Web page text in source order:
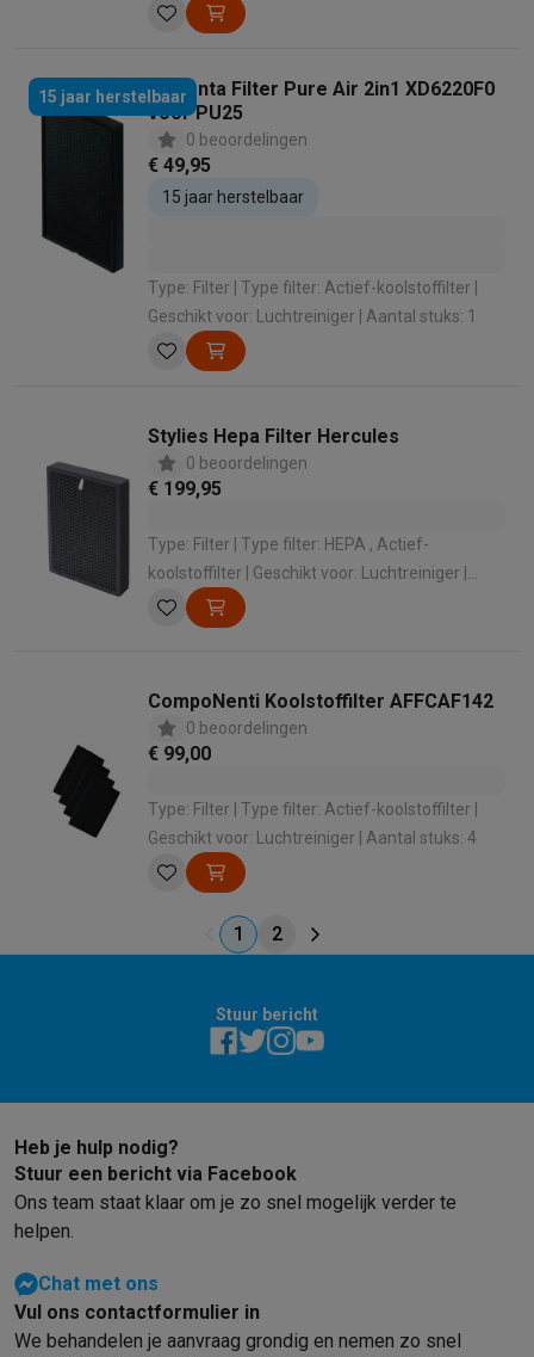
Aantal stuks: 1
15 jaar herstelbaarRowenta Filter Pure Air 2in1 XD6220F0
voor PU25
0 beoordelingen
€ 49,95
15 jaar herstelbaar
Type: Filter | Type filter: Actief-koolstoffilter |
Geschikt voor: Luchtreiniger | Aantal stuks: 1
Stylies Hepa Filter Hercules
0 beoordelingen
€ 199,95
Type: Filter | Type filter: HEPA , Actief-
koolstoffilter | Geschikt voor: Luchtreiniger |
CompoNenti Koolstoffilter AFFCAF142
0 beoordelingen
€ 99,00
Type: Filter | Type filter: Actief-koolstoffilter |
Geschikt voor: Luchtreiniger | Aantal stuks: 4
1 2
Stuur bericht
Heb je hulp nodig?
Stuur een bericht via Facebook
Ons team staat klaar om je zo snel mogelijk verder te
helpen.
Chat met ons
Vul ons contactformulier in
We behandelen je aanvraag grondig en nemen zo snel